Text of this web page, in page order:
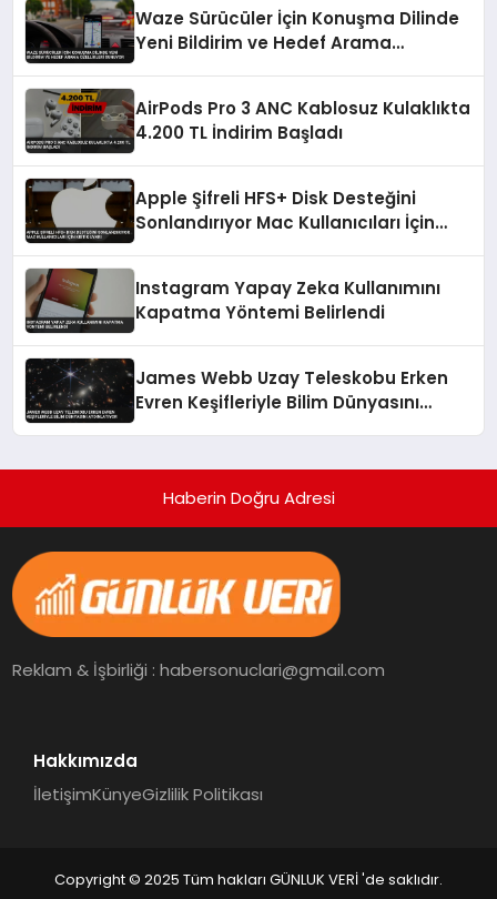
Waze Sürücüler İçin Konuşma Dilinde
Yeni Bildirim ve Hedef Arama
AirPods Pro 3 ANC Kablosuz Kulaklıkta
4.200 TL İndirim Başladı
Apple Şifreli HFS+ Disk Desteğini
Sonlandırıyor Mac Kullanıcıları İçin
Instagram Yapay Zeka Kullanımını
Kapatma Yöntemi Belirlendi
James Webb Uzay Teleskobu Erken
Evren Keşifleriyle Bilim Dünyasını
Haberin Doğru Adresi
Reklam & İşbirliği : habersonuclari@gmail.com
Hakkımızda
İletişimKünyeGizlilik Politikası
Copyright © 2025 Tüm hakları GÜNLUK VERİ 'de saklıdır.